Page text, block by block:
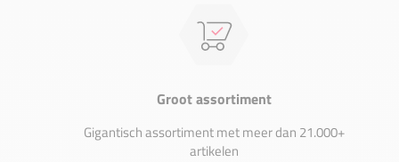
Groot assortiment
Gigantisch assortiment met meer dan 21.000+
artikelen